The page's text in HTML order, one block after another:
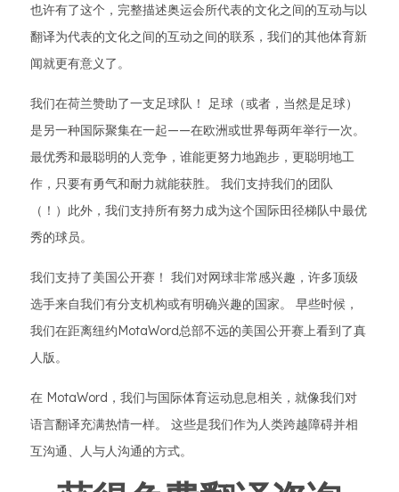
也许有了这个，完整描述奥运会所代表的文化之间的互动与以
翻译为代表的文化之间的互动之间的联系，我们的其他体育新
闻就更有意义了。
我们在荷兰赞助了一支足球队！ 足球（或者，当然是足球）
是另一种国际聚集在一起——在欧洲或世界每两年举行一次。
最优秀和最聪明的人竞争，谁能更努力地跑步，更聪明地工
作，只要有勇气和耐力就能获胜。 我们支持我们的团队
（！）此外，我们支持所有努力成为这个国际田径梯队中最优
秀的球员。
我们支持了美国公开赛！ 我们对网球非常感兴趣，许多顶级
选手来自我们有分支机构或有明确兴趣的国家。 早些时候，
我们在距离纽约MotaWord总部不远的美国公开赛上看到了真
人版。
在 MotaWord，我们与国际体育运动息息相关，就像我们对
语言翻译充满热情一样。 这些是我们作为人类跨越障碍并相
互沟通、人与人沟通的方式。